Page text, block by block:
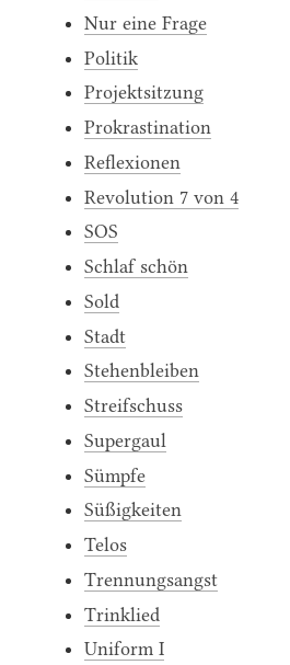
Nur eine Frage
Politik
Projektsitzung
Prokrastination
Reflexionen
Revolution 7 von 4
SOS
Schlaf schön
Sold
Stadt
Stehenbleiben
Streifschuss
Supergaul
Sümpfe
Süßigkeiten
Telos
Trennungsangst
Trinklied
Uniform I